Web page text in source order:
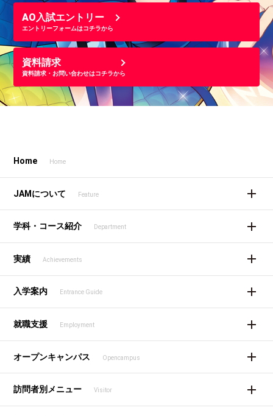
AO入試エントリー
エントリーフォームはコチラから
資料請求
資料請求・お問い合わせはコチラから
Home Home
JAMについて Feature
学科・コース紹介 Department
実績 Achievements
入学案内 Entrance Guide
就職支援 Employment
オープンキャンパス Opencampus
訪問者別メニュー Visitor